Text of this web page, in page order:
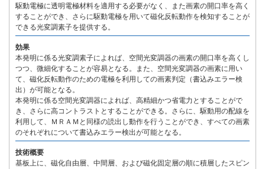
駆動電極に透明電極材料を適用する必要がなく、また画素の開口率を高く
することができ、さらに駆動電極を用いて磁化反転動作を検知することが
できる光変調素子を提供する。
効果
本発明に係る光変調素子によれば、空間光変調器の画素の開口率を高くし
つつ、微細化することが容易となる。また、空間光変調器の画素に用い
て、磁化反転動作のための電極を利用しての画素判定（書込みエラー検
出）が可能となる。
本発明に係る空間光変調器によれば、高精細かつ省電力とすることがで
き、さらに高コントラストとすることができる。さらに、駆動用の配線を
利用して、ＭＲＡＭと同様の読出し動作を行うことができ、すべての画素
のそれぞれについて書込みエラー検出が可能となる。
技術概要
基板上に、磁化自由層、中間層、および磁化固定層の順に積層したスピン